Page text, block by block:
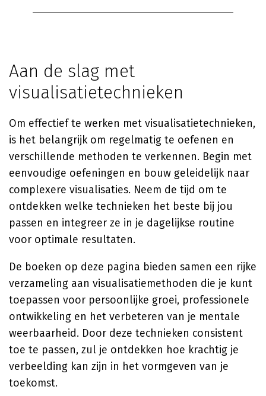
Aan de slag met
visualisatietechnieken
Om effectief te werken met visualisatietechnieken,
is het belangrijk om regelmatig te oefenen en
verschillende methoden te verkennen. Begin met
eenvoudige oefeningen en bouw geleidelijk naar
complexere visualisaties. Neem de tijd om te
ontdekken welke technieken het beste bij jou
passen en integreer ze in je dagelijkse routine
voor optimale resultaten.
De boeken op deze pagina bieden samen een rijke
verzameling aan visualisatiemethoden die je kunt
toepassen voor persoonlijke groei, professionele
ontwikkeling en het verbeteren van je mentale
weerbaarheid. Door deze technieken consistent
toe te passen, zul je ontdekken hoe krachtig je
verbeelding kan zijn in het vormgeven van je
toekomst.